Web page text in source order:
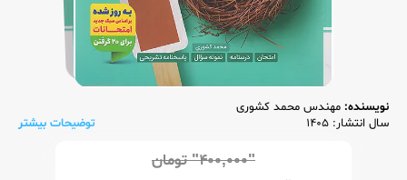
نویسنده: مهندس محمد کشوری
سال انتشار: 1405
توضیحات بیشتر
"۴۰۰,۰۰۰" تومان